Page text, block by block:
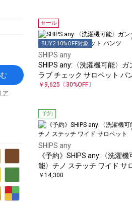
セール
BUY2 10%OFF対象
SHIPS any
SHIPS any:〈洗濯機可能〉ガ
ラブ チェック サロペット パ
￥9,625 〔30%OFF〕
予約
SHIPS any
《予約》SHIPS any:〈洗濯機
能〉チノ ステッチ ワイド サ
ット
￥14,300
ア
グリーン
ゴールド